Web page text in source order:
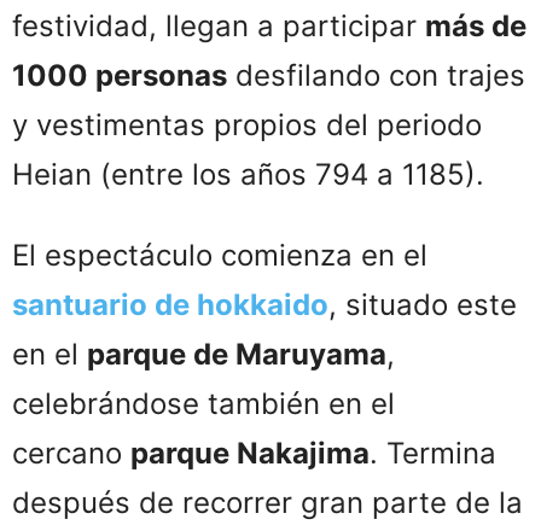
festividad, llegan a participar más de
1000 personas desfilando con trajes
y vestimentas propios del periodo
Heian (entre los años 794 a 1185).
El espectáculo comienza en el
santuario de hokkaido, situado este
en el parque de Maruyama,
celebrándose también en el
cercano parque Nakajima. Termina
después de recorrer gran parte de la